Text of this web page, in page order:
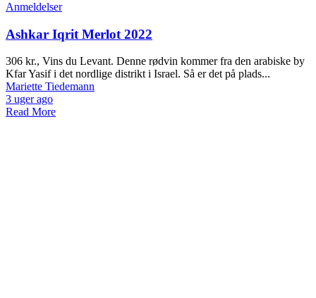
Anmeldelser
Ashkar Iqrit Merlot 2022
306 kr., Vins du Levant. Denne rødvin kommer fra den arabiske by
Kfar Yasif i det nordlige distrikt i Israel. Så er det på plads...
Mariette Tiedemann
3 uger ago
Read More